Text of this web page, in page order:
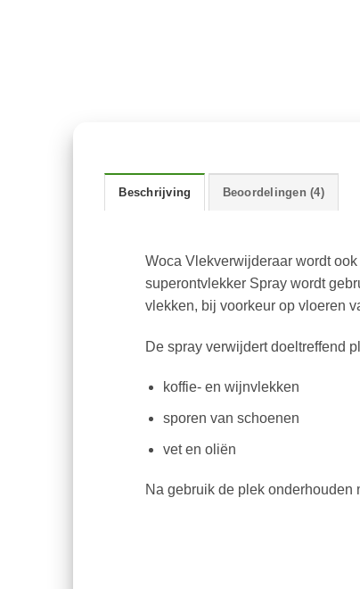
Beschrijving Beoordelingen (4)
Woca Vlekverwijderaar wordt
superontvlekker Spray wordt
vlekken, bij voorkeur op vloeren
De spray verwijdert doeltreffend
koffie- en wijnvlekken
sporen van schoenen
vet en oliën
Na gebruik de plek onderhouden